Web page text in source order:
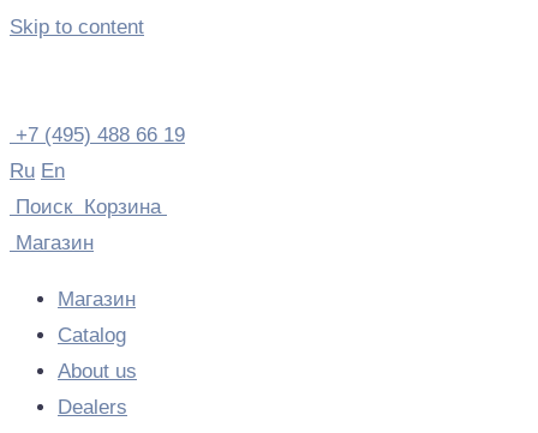
Skip to content
+7 (495) 488 66 19
Ru En
Поиск Корзина
Магазин
Магазин
Catalog
About us
Dealers